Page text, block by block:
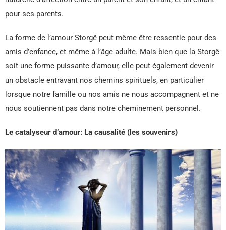
pour ses parents.
La forme de l’amour Storgê peut même être ressentie pour des
amis d’enfance, et même à l’âge adulte. Mais bien que la Storgê
soit une forme puissante d’amour, elle peut également devenir
un obstacle entravant nos chemins spirituels, en particulier
lorsque notre famille ou nos amis ne nous accompagnent et ne
nous soutiennent pas dans notre cheminement personnel.
Le catalyseur d’amour: La causalité (les souvenirs)